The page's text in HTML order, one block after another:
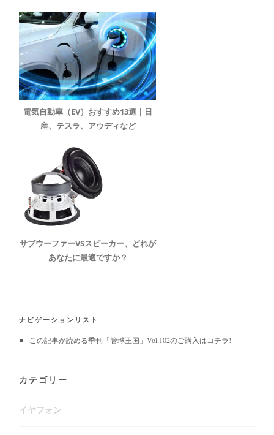
電気自動車（EV）おすすめ13選｜日
産、テスラ、アウディなど
サブウーファーVSスピーカー、どれが
あなたに最適ですか？
ナビゲーションリスト
この記事が読める季刊「管球王国」Vol.102のご購入はコチラ!
カテゴリー
イヤフォン